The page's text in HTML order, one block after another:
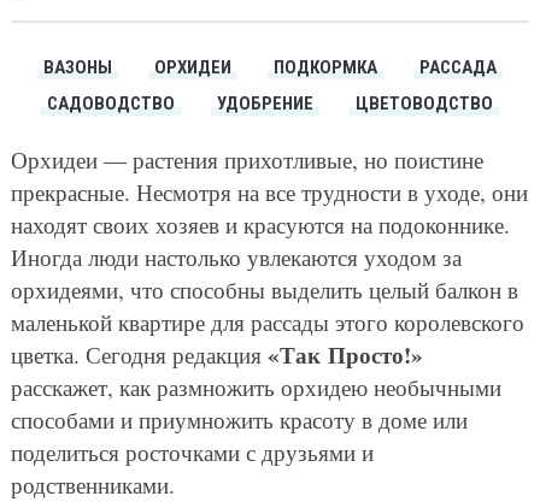
ВАЗОНЫ ОРХИДЕИ ПОДКОРМКА
РАССАДА
САДОВОДСТВО
УДОБРЕНИЕ ЦВЕТОВОДСТВО
Орхидеи — растения прихотливые, но поистине
прекрасные. Несмотря на все трудности в уходе, они
находят своих хозяев и красуются на подоконнике.
Иногда люди настолько увлекаются уходом за
орхидеями, что способны выделить целый балкон в
маленькой квартире для рассады этого королевского
цветка. Сегодня редакция «Так Просто!»
расскажет, как размножить орхидею необычными
способами и приумножить красоту в доме или
поделиться росточками с друзьями и
родственниками.